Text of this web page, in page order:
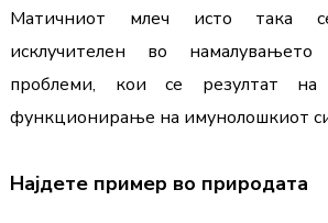
Матичниот млеч исто така
исклучителен во
проблеми, кои се резултат на
функционирање на имунолошкиот
Најдете пример во природата